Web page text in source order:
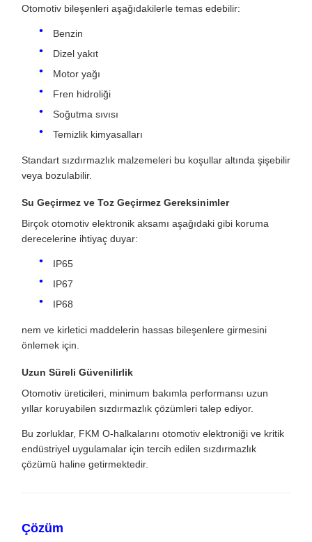
Otomotiv bileşenleri aşağıdakilerle temas edebilir:
Benzin
Dizel yakıt
Motor yağı
Fren hidroliği
Soğutma sıvısı
Temizlik kimyasalları
Standart sızdırmazlık malzemeleri bu koşullar altında şişebilir
veya bozulabilir.
Su Geçirmez ve Toz Geçirmez Gereksinimler
Birçok otomotiv elektronik aksamı aşağıdaki gibi koruma
derecelerine ihtiyaç duyar:
IP65
IP67
IP68
nem ve kirletici maddelerin hassas bileşenlere girmesini
önlemek için.
Uzun Süreli Güvenilirlik
Otomotiv üreticileri, minimum bakımla performansı uzun
yıllar koruyabilen sızdırmazlık çözümleri talep ediyor.
Bu zorluklar, FKM O-halkalarını otomotiv elektroniği ve kritik
endüstriyel uygulamalar için tercih edilen sızdırmazlık
çözümü haline getirmektedir.
Çözüm